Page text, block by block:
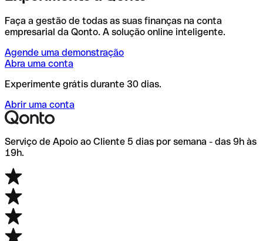
Faça a gestão de todas as suas finanças na conta
empresarial da Qonto. A solução online inteligente.
Agende uma demonstração
Abra uma conta
Experimente grátis durante 30 dias.
Abrir uma conta
Serviço de Apoio ao Cliente 5 dias por semana - das 9h às
19h.